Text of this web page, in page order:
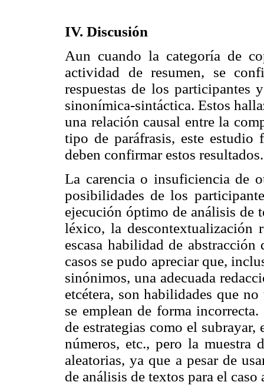
IV. Discusión
Aun cuando la categoría de
actividad de resumen, se
respuestas de los participantes
sinonímica-sintáctica. Estos
una relación causal entre la
tipo de paráfrasis, este
deben confirmar estos resultados.
La carencia o insuficiencia de
posibilidades de los
ejecución óptimo de análisis de
léxico, la descontextualización
escasa habilidad de
casos se pudo apreciar que,
sinónimos, una adecuada
etcétera, son habilidades que
se emplean de forma
de estrategias como el
números, etc., pero la muestra
aleatorias, ya que a pesar de
de análisis de textos para el